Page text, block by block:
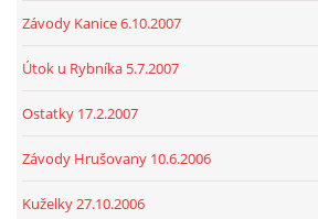
Závody Kanice 6.10.2007
Útok u Rybníka 5.7.2007
Ostatky 17.2.2007
Závody Hrušovany 10.6.2006
Kuželky 27.10.2006